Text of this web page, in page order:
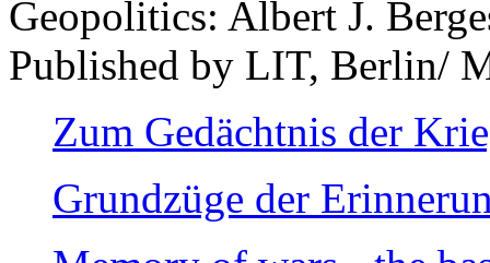
Geopolitics: Albert J.
Published by LIT, Berlin/
Zum Gedächtnis der
Grundzüge der